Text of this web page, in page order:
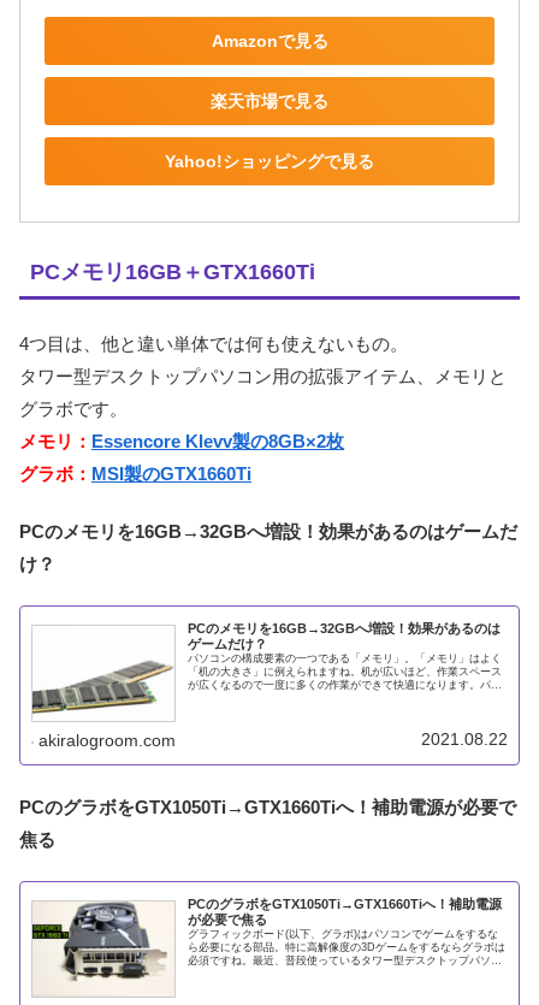
Amazonで見る
楽天市場で見る
Yahoo!ショッピングで見る
PCメモリ16GB＋GTX1660Ti
4つ目は、他と違い単体では何も使えないもの。
タワー型デスクトップパソコン用の拡張アイテム、メモリと
グラボです。
メモリ： Essencore Klevv製の8GB×2枚
グラボ： MSI製のGTX1660Ti
PCのメモリを16GB→32GBへ増設！効果があるのはゲームだ
け？
PCのメモリを16GB→32GBへ増設！効果があるのは
ゲームだけ？
パソコンの構成要素の一つである「メモリ」。「メモリ」はよく
「机の大きさ」に例えられますね。机が広いほど、作業スペース
が広くなるので一度に多くの作業ができて快適になります。パソ
akiralogroom.com 2021.08.22
PCのグラボをGTX1050Ti→GTX1660Tiへ！補助電源が必要で
焦る
PCのグラボをGTX1050Ti→GTX1660Tiへ！補助電源
が必要で焦る
グラフィックボード(以下、グラボ)はパソコンでゲームをするな
ら必要になる部品。特に高解像度の3Dゲームをするならグラボは
必須ですね。最近、普段使っているタワー型デスクトップパソコ